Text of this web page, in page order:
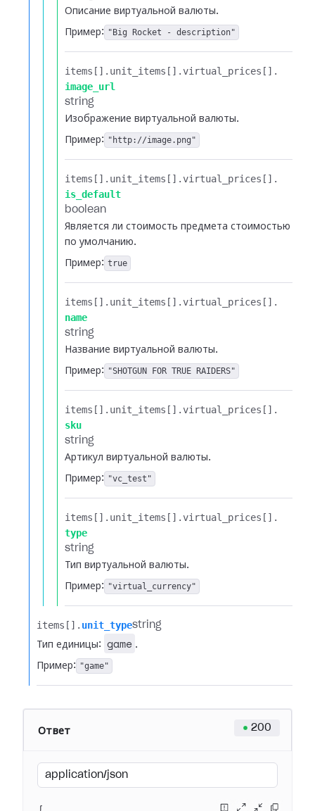
Описание виртуальной валюты.
Пример: "Big Rocket - description"
items[].​ unit_items[].​virtual_prices[].​
image_url
string
Изображение виртуальной валюты.
Пример: "http://image.png"
items[].​ unit_items[].​virtual_prices[].​
is_default
boolean
Является ли стоимость предмета стоимостью
по умолчанию.
Пример: true
items[].​ unit_items[].​virtual_prices[].​
name
string
Название виртуальной валюты.
Пример: "SHOTGUN FOR TRUE RAIDERS"
items[].​ unit_items[].​virtual_prices[].​
sku
string
Артикул виртуальной валюты.
Пример: "vc_test"
items[].​ unit_items[].​virtual_prices[].​
type
string
Тип виртуальной валюты.
Пример: "virtual_currency"
items[].​ unit_typestring
Тип единицы:
game .
Пример: "game"
Ответ 200
application/json